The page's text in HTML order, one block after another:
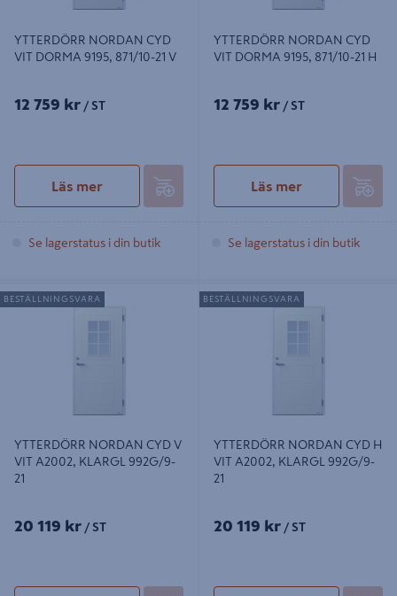
YTTERDÖRR NORDAN CYD
VIT DORMA 9195, 871/10-21 V
12 759 kr / ST
Läs mer
Se lagerstatus i din butik
YTTERDÖRR NORDAN CYD
VIT DORMA 9195, 871/10-21 H
12 759 kr / ST
Läs mer
Se lagerstatus i din butik
YTTERDÖRR NORDAN CYD V VIT
A2002, KLARGL 992G/9-21
YTTERDÖRR NORDAN CYD V
VIT A2002, KLARGL 992G/9-
21
20 119 kr / ST
BESTÄLLNINGSVARA
YTTERDÖRR NORDAN CYD H VIT
A2002, KLARGL 992G/9-21
YTTERDÖRR NORDAN CYD H
VIT A2002, KLARGL 992G/9-
21
20 119 kr / ST
BESTÄLLNINGSVARA